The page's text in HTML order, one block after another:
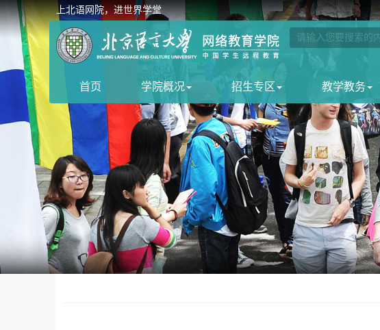
上北语网院，进世界学堂
首页 学院概况 招生专区 教学教务